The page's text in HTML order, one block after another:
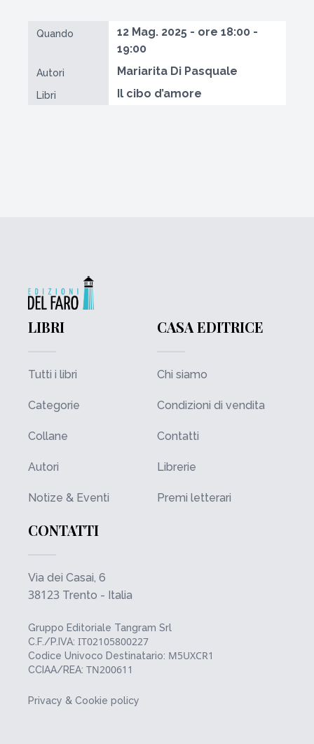
Quando
12 Mag. 2025 - ore 18:00 -
19:00
Autori Mariarita Di Pasquale
Libri Il cibo d’amore
LIBRI
Tutti i libri
Categorie
Collane
Autori
Notize & Eventi
CASA EDITRICE
Chi siamo
Condizioni di vendita
Contatti
Librerie
Premi letterari
CONTATTI
Via dei Casai, 6
38123 Trento - Italia
Gruppo Editoriale Tangram Srl
C.F./P.IVA: IT02105800227
Codice Univoco Destinatario: M5UXCR1
CCIAA/REA: TN200611
Privacy & Cookie policy